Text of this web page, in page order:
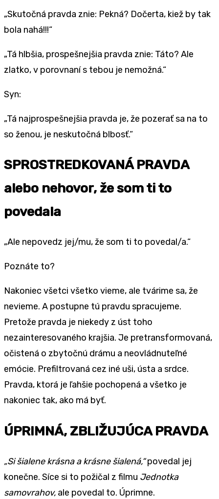
„Skutočná pravda znie: Pekná? Dočerta, kiež by tak
bola nahá!!!“
„Tá hlbšia, prospešnejšia pravda znie: Táto? Ale
zlatko, v porovnaní s tebou je nemožná.“
Syn:
„Tá najprospešnejšia pravda je, že pozerať sa na to
so ženou, je neskutočná blbosť.“
SPROSTREDKOVANÁ PRAVDA
alebo nehovor, že som ti to
povedala
„Ale nepovedz jej/mu, že som ti to povedal/a.“
Poznáte to?
Nakoniec všetci všetko vieme, ale tvárime sa, že
nevieme. A postupne tú pravdu spracujeme.
Pretože pravda je niekedy z úst toho
nezainteresovaného krajšia. Je pretransformovaná,
očistená o zbytočnú drámu a neovládnuteľné
emócie. Prefiltrovaná cez iné uši, ústa a srdce.
Pravda, ktorá je ľahšie pochopená a všetko je
nakoniec tak, ako má byť.
ÚPRIMNÁ, ZBLIŽUJÚCA PRAVDA
„Si šialene krásna a krásne šialená,“povedal jej
konečne. Síce si to požičal z filmu Jednotka
samovrahov, ale povedal to. Úprimne.